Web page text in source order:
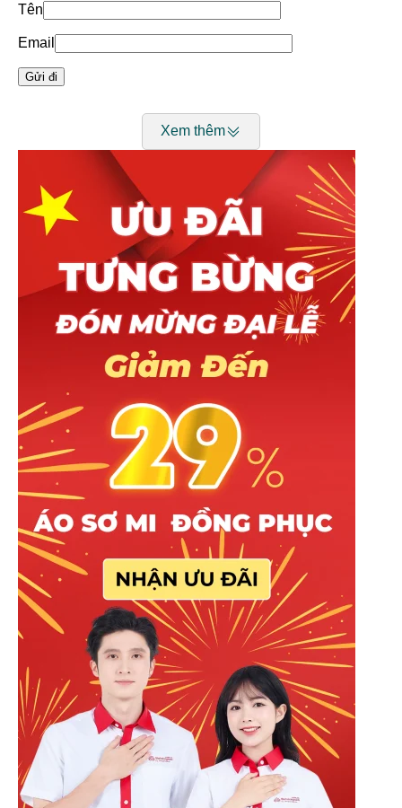
Thông tin chung:
Bảng size sơ mi
Tên
Email
Xem thêm